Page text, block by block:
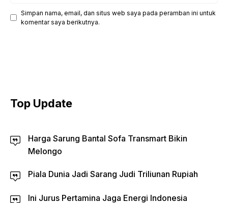
Simpan nama, email, dan situs web saya pada peramban ini untuk
komentar saya berikutnya.
Top Update
Harga Sarung Bantal Sofa Transmart Bikin
Melongo
Piala Dunia Jadi Sarang Judi Triliunan Rupiah
Ini Jurus Pertamina Jaga Energi Indonesia